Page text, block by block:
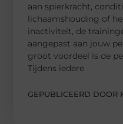
aan spierkracht,
lichaamshouding of
inactiviteit, de
aangepast aan jouw
groot voordeel is de
Tijdens iedere
GEPUBLICEERD DOOR